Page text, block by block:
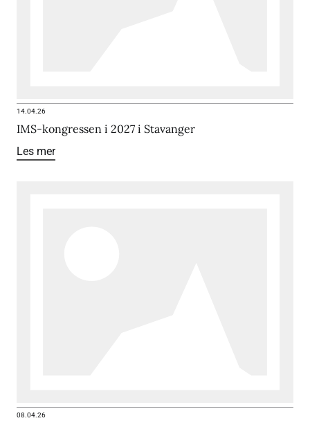
14.04.26
IMS-kongressen i 2027 i Stavanger
Les mer
08.04.26